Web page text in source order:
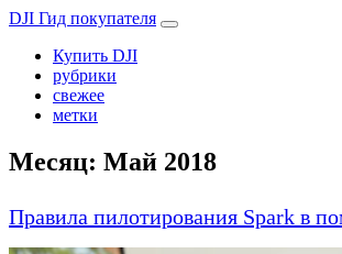
DJI Гид покупателя
Купить DJI
рубрики
свежее
метки
Месяц: Май 2018
Правила пилотирования Spark в